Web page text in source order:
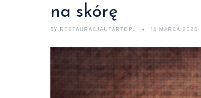
na skórę
BY RESTAURACJAUTARTE.PL 16 MARCA 2025